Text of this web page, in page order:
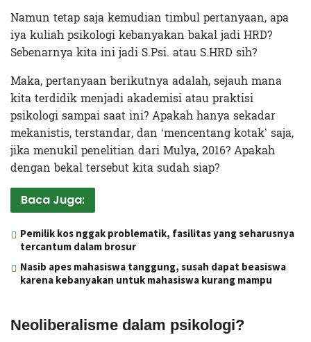
Namun tetap saja kemudian timbul pertanyaan, apa
iya kuliah psikologi kebanyakan bakal jadi HRD?
Sebenarnya kita ini jadi S.Psi. atau S.HRD sih?
Maka, pertanyaan berikutnya adalah, sejauh mana
kita terdidik menjadi akademisi atau praktisi
psikologi sampai saat ini? Apakah hanya sekadar
mekanistis, terstandar, dan ‘mencentang kotak’ saja,
jika menukil penelitian dari Mulya, 2016? Apakah
dengan bekal tersebut kita sudah siap?
Baca Juga:
Pemilik kos nggak problematik, fasilitas yang seharusnya
tercantum dalam brosur
Nasib apes mahasiswa tanggung, susah dapat beasiswa
karena kebanyakan untuk mahasiswa kurang mampu
Neoliberalisme dalam psikologi?